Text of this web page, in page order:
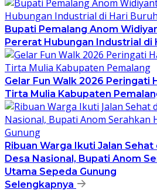
Bupati Pemalang Anom
Pererat Hubungan Industrial di
Gelar Fun Walk 2026 Peringati
Tirta Mulia Kabupaten
Ribuan Warga Ikuti Jalan Sehat
Desa Nasional, Bupati Anom
Utama Sepeda Gunung
Selengkapnya